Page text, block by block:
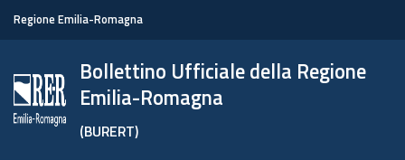
Regione Emilia-Romagna
Bollettino Ufficiale della Regione
Emilia-Romagna
(BURERT)